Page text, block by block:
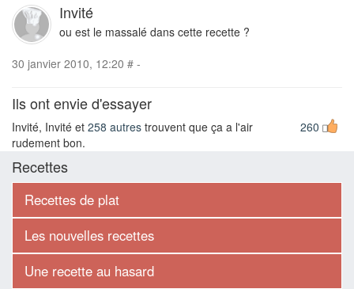
Invité
ou est le massalé dans cette recette ?
30 janvier 2010, 12:20 # -
Ils ont envie d'essayer
260
Invité, Invité et 258 autres trouvent que ça a l'air
rudement bon.
Recettes
Recettes de plat
Les nouvelles recettes
Une recette au hasard